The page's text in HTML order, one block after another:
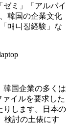
ゼミ」「アルバイ
韓国の企業文化
매니징経験」な
韓国企業の多くは
ァイルを要求した
りします。日本の
検討の土俵にす